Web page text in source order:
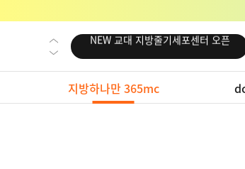
NEW 교대 지방줄기세포센터 오픈
NEW 대전 지방줄기세포센터 오픈
NEW 노원 지방줄기세포센터 오픈
NEW 미국 LA점 오픈
지방하나만 365mc